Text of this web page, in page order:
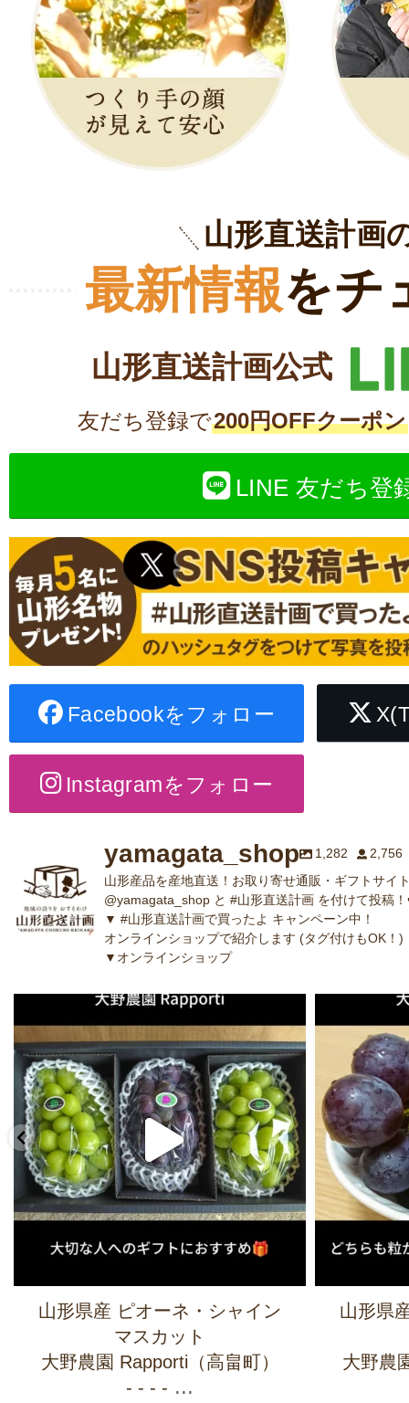
山形直送計画
最新情報をチ
山形直送計画公式
友だち登録で200円OFFクーポン
LINE 友だち登
Facebookをフォロー
Instagramをフォロー
yamagata_shop 1,282
2,756
山形産品を産地直送！お取り寄せ通販・ギフトサイ
@yamagata_shop と #山形直送計画 を付けて投稿
▼ #山形直送計画で買ったよ キャンペーン中！
オンラインショップで紹介します (タグ付けもOK！)
▼オンラインショップ
山形県産 ピオーネ・シャイン
マスカット
大野農園 Rapporti（高畠町）
- - - - ...
山形県
大野農